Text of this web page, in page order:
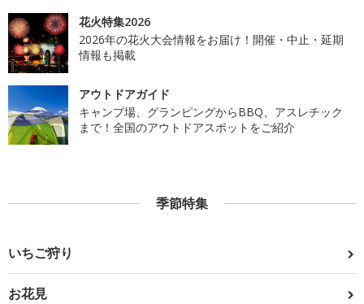
花火特集2026
2026年の花火大会情報をお届け！開催・中止・延期
情報も掲載
アウトドアガイド
キャンプ場、グランピングからBBQ、アスレチック
まで！全国のアウトドアスポットをご紹介
季節特集
いちご狩り
お花見